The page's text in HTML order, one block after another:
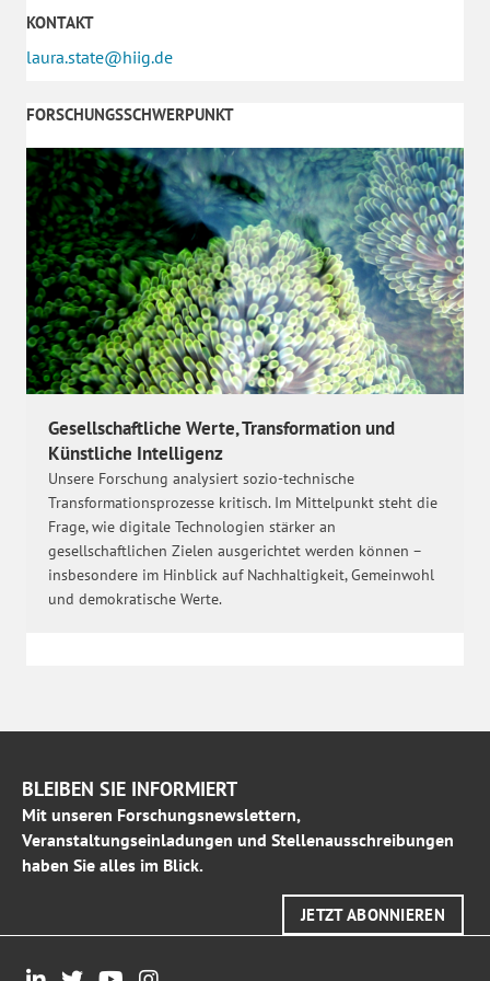
KONTAKT
laura.state@hiig.de
FORSCHUNGSSCHWERPUNKT
Gesellschaftliche Werte, Transformation und
Künstliche Intelligenz
Unsere Forschung analysiert sozio-technische
Transformationsprozesse kritisch. Im Mittelpunkt steht die
Frage, wie digitale Technologien stärker an
gesellschaftlichen Zielen ausgerichtet werden können –
insbesondere im Hinblick auf Nachhaltigkeit, Gemeinwohl
und demokratische Werte.
BLEIBEN SIE INFORMIERT
Mit unseren Forschungsnewslettern,
Veranstaltungseinladungen und Stellenausschreibungen
haben Sie alles im Blick.
JETZT ABONNIEREN